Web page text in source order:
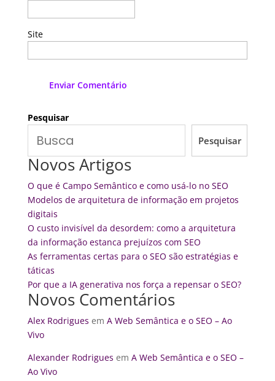
Site
Pesquisar
Pesquisar
Novos Artigos
O que é Campo Semântico e como usá-lo no SEO
Modelos de arquitetura de informação em projetos
digitais
O custo invisível da desordem: como a arquitetura
da informação estanca prejuízos com SEO
As ferramentas certas para o SEO são estratégias e
táticas
Por que a IA generativa nos força a repensar o SEO?
Novos Comentários
Alex Rodrigues em A Web Semântica e o SEO – Ao
Vivo
Alexander Rodrigues em A Web Semântica e o SEO –
Ao Vivo